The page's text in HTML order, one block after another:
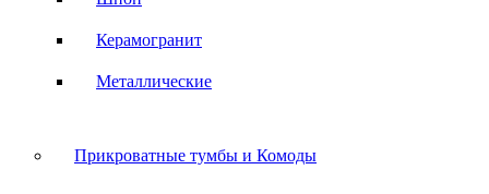
Керамогранит
Металлические
Прикроватные тумбы и Комоды